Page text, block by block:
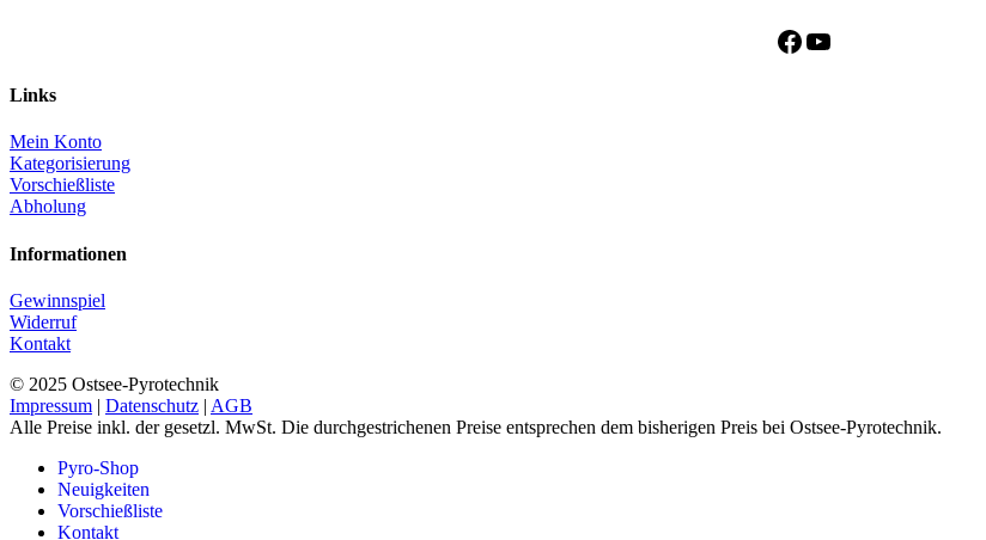
Facebook
YouTube
Links
Mein Konto
Kategorisierung
Vorschießliste
Abholung
Informationen
Gewinnspiel
Widerruf
Kontakt
© 2025 Ostsee-Pyrotechnik
Impressum | Datenschutz | AGB
Alle Preise inkl. der gesetzl. MwSt. Die durchgestrichenen Preise entsprechen dem bisherigen Preis bei Ostsee-Pyrotechnik.
Pyro-Shop
Neuigkeiten
Vorschießliste
Kontakt